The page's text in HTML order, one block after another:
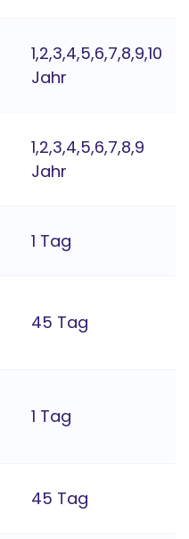
1,2,3,4,5,6,7,8,9,10
Jahr
1,2,3,4,5,6,7,8,9
Jahr
1 Tag
45 Tag
1 Tag
45 Tag